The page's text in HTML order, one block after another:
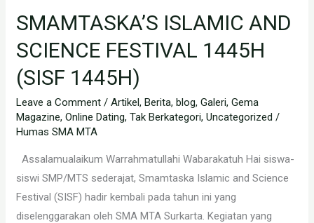
SMAMTASKA’S ISLAMIC AND
SCIENCE FESTIVAL 1445H
(SISF 1445H)
Leave a Comment /Artikel,Berita,blog,Galeri,Gema
Magazine,Online Dating,Tak Berkategori,Uncategorized /
Humas SMA MTA
Assalamualaikum Warrahmatullahi Wabarakatuh Hai siswa-
siswi SMP/MTS sederajat, Smamtaska Islamic and Science
Festival (SISF) hadir kembali pada tahun ini yang
diselenggarakan oleh SMA MTA Surkarta. Kegiatan yang